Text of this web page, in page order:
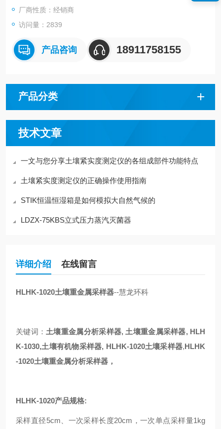
厂商性质：经销商
访问量：2839
产品咨询 18911758155
产品分类
技术文章
一文与您分享土壤紧实度测定仪的各组成部件功能特点
土壤紧实度测定仪的正确操作使用指南
STIK恒温恒湿箱是如何模拟大自然气候的
LDZX-75KBS立式压力蒸汽灭菌器
详细介绍 在线留言
HLHK-1020土壤重金属采样器--慧龙环科
关键词： 土壤重金属分析采样器, 土壤重金属采样器, HLH
K-1030,土壤有机物采样器, HLHK-1020土壤采样器,HLHK
-1020土壤重金属分析采样器，
HLHK-1020产品规格:
采样直径5cm、一次采样长度20cm，一次单点采样量1kg